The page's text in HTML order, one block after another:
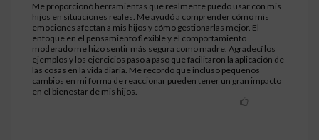
Me proporcionó herramientas que realmente puedo usar con mis
hijos en situaciones reales. Me ayudó a comprender cómo mis
emociones afectan a mis hijos y cómo gestionarlas mejor. El
enfoque en el pensamiento flexible y el comportamiento
moderado me hizo sentir más segura como madre. Agradecí los
ejemplos y los ejercicios paso a paso que facilitaron la aplicación de
las cosas en la vida diaria. Me recordó que incluso pequeños
cambios en mi forma de reaccionar pueden tener un gran impacto
en el bienestar de mis hijos.